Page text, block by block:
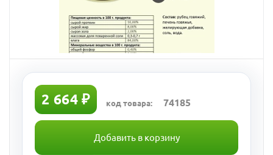
2 664 ₽ код товара: 74185
Добавить в корзину